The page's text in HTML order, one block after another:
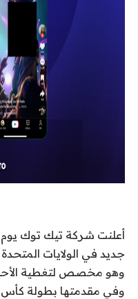
أعلنت شركة تيك توك يوم
وهو مخصص لتغطية